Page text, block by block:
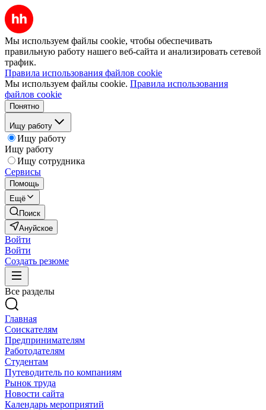
Мы используем файлы cookie, чтобы обеспечивать
правильную работу нашего веб-сайта и анализировать сетевой
трафик.
Правила использования файлов cookie
Мы используем файлы cookie. Правила использования
файлов cookie
Понятно
Ищу работу
Ищу работу
Ищу работу
Ищу сотрудника
Сервисы
Помощь
Ещё
Поиск
Ануйское
Войти
Войти
Создать резюме
Все разделы
Главная
Соискателям
Предпринимателям
Работодателям
Студентам
Путеводитель по компаниям
Рынок труда
Новости сайта
Календарь мероприятий